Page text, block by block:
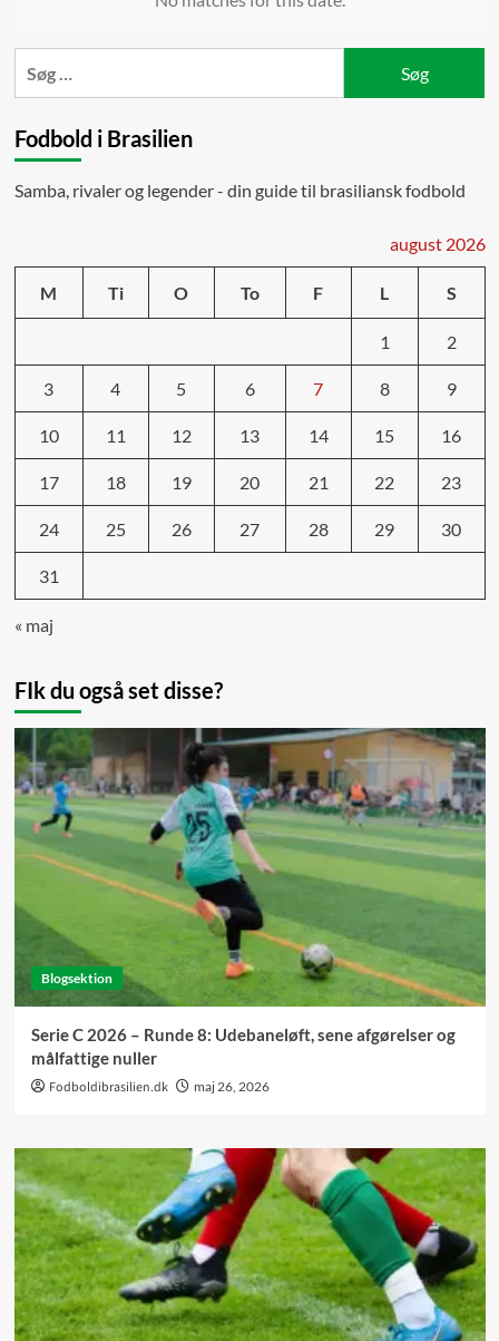
efter:
Fodbold i Brasilien
Samba, rivaler og legender - din guide til brasiliansk fodbold
august 2026
M Ti O To F L S
1 2
3 4 5 6 7 8 9
10 11 12 13 14 15 16
17 18 19 20 21 22 23
24 25 26 27 28 29 30
31
« maj
FIk du også set disse?
Blogsektion
Serie C 2026 – Runde 8: Udebaneløft, sene afgørelser og
målfattige nuller
Fodboldibrasilien.dk maj 26, 2026